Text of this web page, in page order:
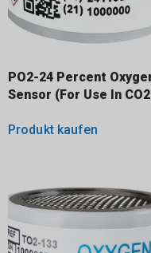
PO2-24 Percent
Sensor (For Use In
Produkt kaufen